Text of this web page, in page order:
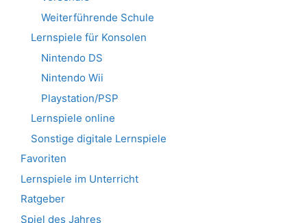
Weiterführende Schule
Lernspiele für Konsolen
Nintendo DS
Nintendo Wii
Playstation/PSP
Lernspiele online
Sonstige digitale Lernspiele
Favoriten
Lernspiele im Unterricht
Ratgeber
Spiel des Jahres